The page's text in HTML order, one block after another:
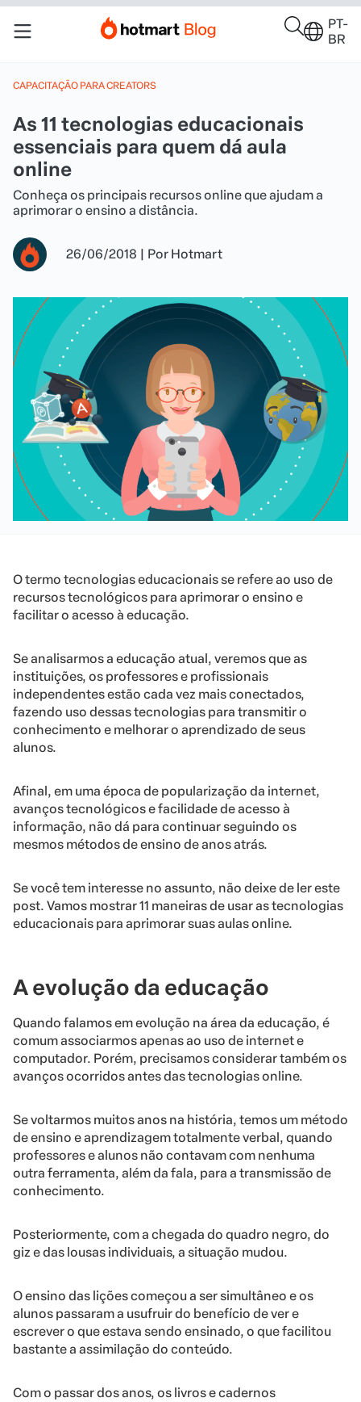
PT-
BR
CAPACITAÇÃO PARA CREATORS
As 11 tecnologias educacionais
essenciais para quem dá aula
online
Conheça os principais recursos online que ajudam a
aprimorar o ensino a distância.
26/06/2018 | Por Hotmart
O termo tecnologias educacionais se refere ao uso de
recursos tecnológicos para aprimorar o ensino e
facilitar o acesso à educação.
Se analisarmos a educação atual, veremos que as
instituições, os professores e profissionais
independentes estão cada vez mais conectados,
fazendo uso dessas tecnologias para transmitir o
conhecimento e melhorar o aprendizado de seus
alunos.
Afinal, em uma época de popularização da internet,
avanços tecnológicos e facilidade de acesso à
informação, não dá para continuar seguindo os
mesmos métodos de ensino de anos atrás.
Se você tem interesse no assunto, não deixe de ler este
post. Vamos mostrar 11 maneiras de usar as tecnologias
educacionais para aprimorar suas aulas online.
A evolução da educação
Quando falamos em evolução na área da educação, é
comum associarmos apenas ao uso de internet e
computador. Porém, precisamos considerar também os
avanços ocorridos antes das tecnologias online.
Se voltarmos muitos anos na história, temos um método
de ensino e aprendizagem totalmente verbal, quando
professores e alunos não contavam com nenhuma
outra ferramenta, além da fala, para a transmissão de
conhecimento.
Posteriormente, com a chegada do quadro negro, do
giz e das lousas individuais, a situação mudou.
O ensino das lições começou a ser simultâneo e os
alunos passaram a usufruir do benefício de ver e
escrever o que estava sendo ensinado, o que facilitou
bastante a assimilação do conteúdo.
Com o passar dos anos, os livros e cadernos